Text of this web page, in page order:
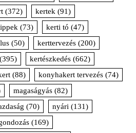
(372) kertek (91)
(73) kerti tó (47)
(50) kerttervezés (200)
(395) kertészkedés (662)
(88) konyhakert tervezés (74)
magaságyás (82)
(70) nyári (131)
(169)